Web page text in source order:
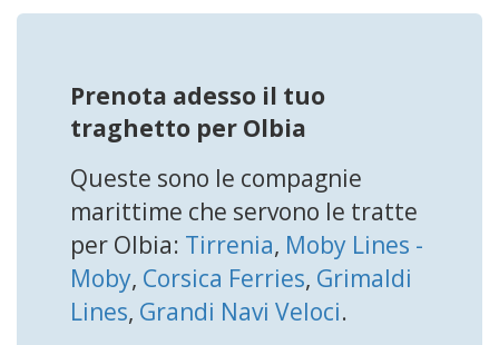
Prenota adesso il tuo
traghetto per Olbia
Queste sono le compagnie
marittime che servono le tratte
per Olbia: Tirrenia, Moby Lines -
Moby, Corsica Ferries, Grimaldi
Lines, Grandi Navi Veloci.